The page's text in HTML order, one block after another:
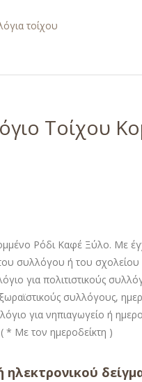
τοίχου
Τοίχου
Ρόδι Καφέ Ξύλο. Με
συλλόγου ή του σχολείου
για πολιτιστικούς
συλλόγους,
για νηπιαγωγείο ή
* Με τον ημεροδείκτη )